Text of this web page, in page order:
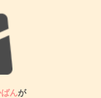
んが